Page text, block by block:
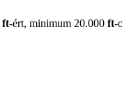
ft-ért, minimum 20.000 ft-